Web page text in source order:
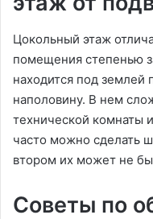
Цокольный этаж
помещения степенью
находится под
наполовину. В нем
технической комнаты
часто можно сделать
втором их может не
Советы по